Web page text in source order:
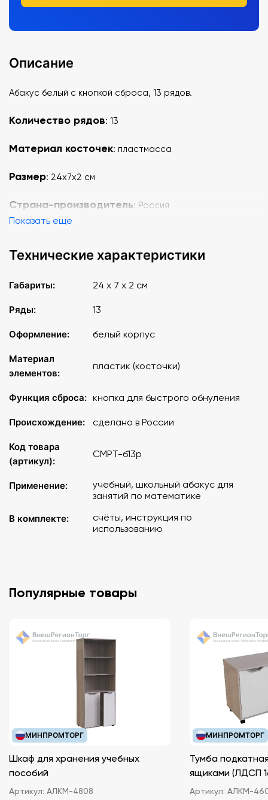
Описание
Абакус белый с кнопкой сброса, 13 рядов.
Количество рядов: 13
Материал косточек: пластмасса
Размер: 24х7х2 см
Страна-производитель: Россия
Показать еще
Технические характеристики
Габариты: 24 х 7 х 2 см
Ряды: 13
Оформление: белый корпус
Материал
элементов:
пластик (косточки)
Функция сброса: кнопка для быстрого обнуления
Происхождение: сделано в России
Код товара
(артикул):
СМРТ-б13р
Применение:
учебный, школьный абакус для
занятий по математике
В комплекте:
счёты, инструкция по
использованию
Популярные товары
МИНПРОМТОРГ
Шкаф для хранения учебных
пособий
Артикул: АЛКМ-4808
МИНПРОМТОРГ
Тумба
ящиками
Артикул: АЛКМ-